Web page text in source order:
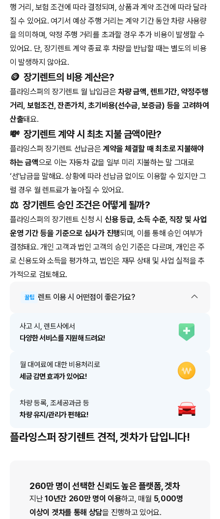
행 거리, 보험 조건에 따라 결정되며, 상품과 계약 조건에 따라 달라
질 수 있어요. 여기서 예상 주행 거리는 계약 기간 동안 차량 사용량
을 의미하며, 약정 주행 거리를 초과할 경우 추가 비용이 발생할 수
있어요. 단, 장기렌트 계약 종료 후 차량을 반납할 때는 별도의 비용
이 발생하지 않아요.
🪙 장기렌트의 비용 계산은?
플라잉스퍼의 장기렌트 월 납입금은차량 금액, 렌트기간, 약정주행
거리, 보험조건, 잔존가치, 초기비용(선수금, 보증금) 등을 고려하여
산출돼요.
💸 장기렌트 계약 시 최초 지불 금액이란?
플라잉스퍼 장기렌트 선납금은계약을 체결할 때 최초로 지불해야
하는 금액으로 이는 자동차 값을 일부 미리 지불하는 말 그대로
‘선'납금을 말해요. 상황에 따라 선납금 없이도 이용할 수 있지만 그
럴 경우 월 렌트료가 높아질 수 있어요.
⚖️ 장기렌트 승인 조건은 어떻게 될까?
플라잉스퍼의 장기렌트 신청 시 신용 등급, 소득 수준, 직장 및 사업
운영 기간 등을 기준으로 심사가 진행되며, 이를 통해 승인 여부가
결정돼요. 개인 고객과 법인 고객의 승인 기준은 다르며, 개인은 주
로 신용도와 소득을 평가하고, 법인은 재무 상태 및 사업 실적을 추
가적으로 검토해요.
꿀팁 렌트 이용 시 어떤점이 좋은가요?
사고 시, 렌트사에서
다양한 서비스를 지원해 드려요!
월 대여료에 대한 비용처리로
세금 감면 효과가 있어요!
차량 등록, 조세공과금 등
차량 유지/관리가 편해요!
플라잉스퍼 장기렌트 견적, 겟차가 답입니다!
260만 명이 선택한 신뢰도 높은 플랫폼, 겟차
지난10년간 260만 명이 이용하고, 매월 5,000명
이상이 겟차를 통해 상담을 진행하고 있어요.